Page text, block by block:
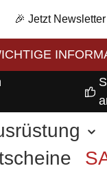
🎉 Jetzt